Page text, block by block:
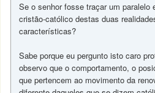
Se o senhor fosse traçar um paralelo
cristão-católico destas duas
características?
Sabe porque eu pergunto isto caro
observo que o comportamento, o
que pertencem ao movimento da